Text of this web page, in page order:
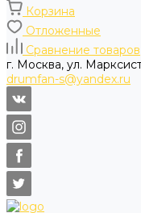
Корзина
Отложенные
Сравнение товаров
г. Москва, ул.
drumfan-s@yandex.ru